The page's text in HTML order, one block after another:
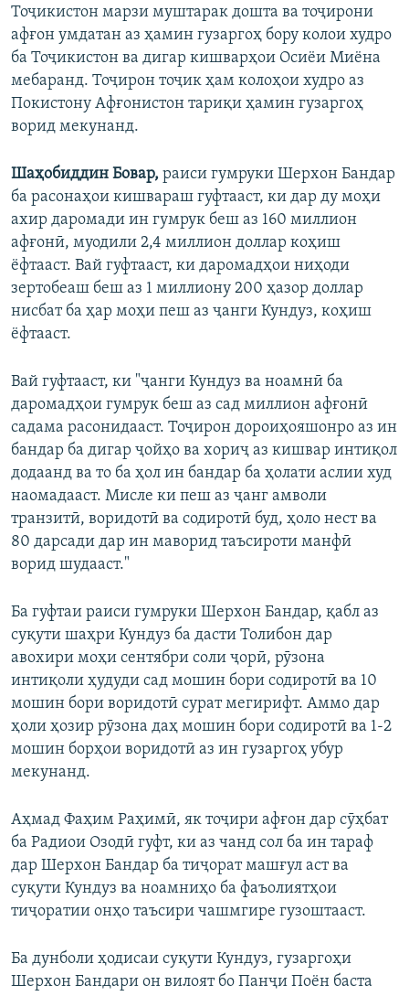
Тоҷикистон марзи муштарак дошта ва тоҷирони
афғон умдатан аз ҳамин гузаргоҳ бору колои худро
ба Тоҷикистон ва дигар кишварҳои Осиёи Миёна
мебаранд. Тоҷирон тоҷик ҳам колоҳои худро аз
Покистону Афғонистон тариқи ҳамин гузаргоҳ
ворид мекунанд.
Шаҳобиддин Бовар, раиси гумруки Шерхон Бандар
ба расонаҳои кишвараш гуфтааст, ки дар ду моҳи
ахир даромади ин гумрук беш аз 160 миллион
афғонӣ, муодили 2,4 миллион доллар коҳиш
ёфтааст. Вай гуфтааст, ки даромадҳои ниҳоди
зертобеаш беш аз 1 миллиону 200 ҳазор доллар
нисбат ба ҳар моҳи пеш аз ҷанги Кундуз, коҳиш
ёфтааст.
Вай гуфтааст, ки "ҷанги Кундуз ва ноамнӣ ба
даромадҳои гумрук беш аз сад миллион афғонӣ
садама расонидааст. Тоҷирон дороиҳояшонро аз ин
бандар ба дигар ҷойҳо ва хориҷ аз кишвар интиқол
додаанд ва то ба ҳол ин бандар ба ҳолати аслии худ
наомадааст. Мисле ки пеш аз ҷанг амволи
транзитӣ, воридотӣ ва содиротӣ буд, ҳоло нест ва
80 дарсади дар ин маворид таъсироти манфӣ
ворид шудааст."
Ба гуфтаи раиси гумруки Шерхон Бандар, қабл аз
суқути шаҳри Кундуз ба дасти Толибон дар
авохири моҳи сентябри соли ҷорӣ, рӯзона
интиқоли ҳудуди сад мошин бори содиротӣ ва 10
мошин бори воридотӣ сурат мегирифт. Аммо дар
ҳоли ҳозир рӯзона даҳ мошин бори содиротӣ ва 1-2
мошин борҳои воридотӣ аз ин гузаргоҳ убур
мекунанд.
Аҳмад Фаҳим Раҳимӣ, як тоҷири афғон дар сӯҳбат
ба Радиои Озодӣ гуфт, ки аз чанд сол ба ин тараф
дар Шерхон Бандар ба тиҷорат машғул аст ва
суқути Кундуз ва ноамниҳо ба фаъолиятҳои
тиҷоратии онҳо таъсири чашмгире гузоштааст.
Ба дунболи ҳодисаи суқути Кундуз, гузаргоҳи
Шерхон Бандари он вилоят бо Панҷи Поён баста